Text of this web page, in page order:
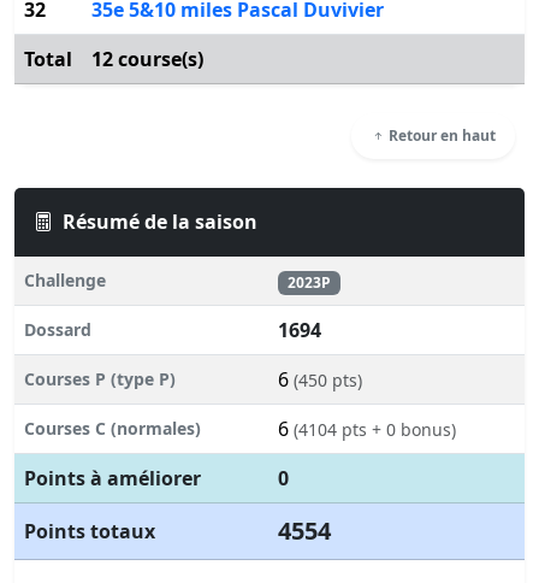
32
35e 5&10 miles Pascal Duvivier
Total
12 course(s)
Retour en haut
Résumé de la saison
Challenge 2023P
Dossard 1694
Courses P (type P) 6 (450 pts)
Courses C (normales) 6 (4104 pts + 0 bonus)
Points à améliorer
0
Points totaux
4554